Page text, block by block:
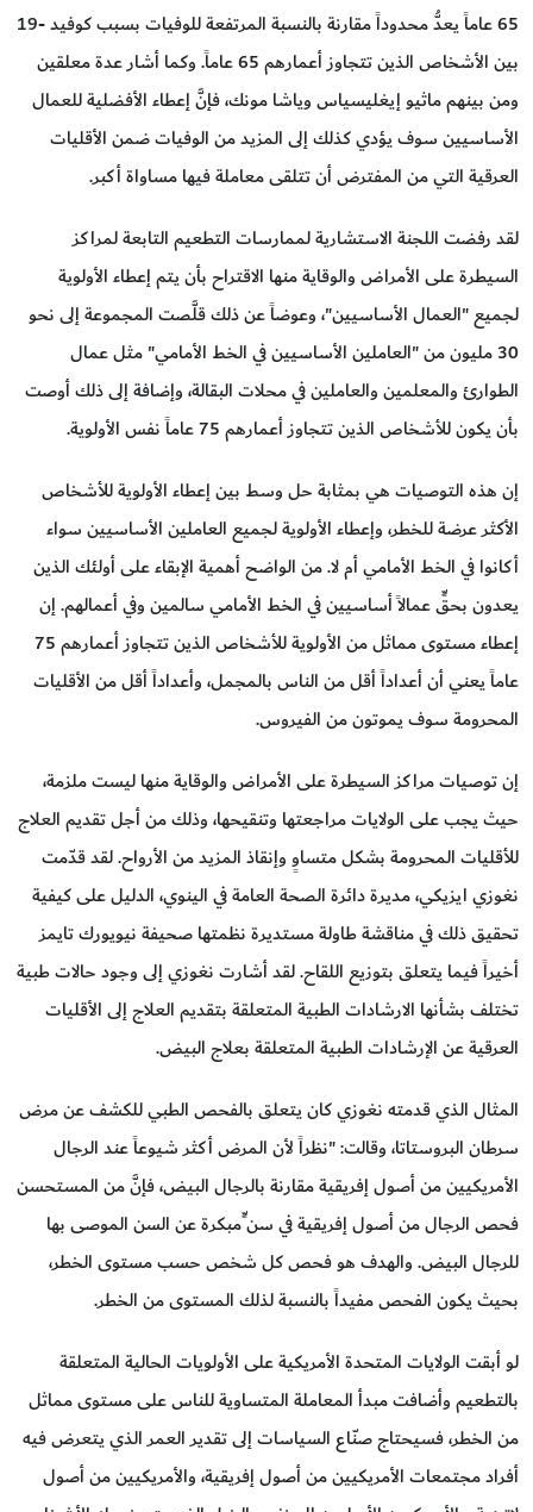
65 عاماً يعدُّ محدوداً مقارنة بالنسبة المرتفعة للوفيات بسبب كوفيد -19
بين الأشخاص الذين تتجاوز أعمارهم 65 عاماً. وكما أشار عدة معلقين
ومن بينهم ماثيو إيغليسياس وياشا مونك، فإنَّ إعطاء الأفضلية للعمال
الأساسيين سوف يؤدي كذلك إلى المزيد من الوفيات ضمن الأقليات
العرقية التي من المفترض أن تتلقى معاملة فيها مساواة أكبر.
لقد رفضت اللجنة الاستشارية لممارسات التطعيم التابعة لمراكز
السيطرة على الأمراض والوقاية منها الاقتراح بأن يتم إعطاء الأولوية
لجميع "العمال الأساسيين"، وعوضاً عن ذلك قلَّصت المجموعة إلى نحو
30 مليون من "العاملين الأساسيين في الخط الأمامي" مثل عمال
الطوارئ والمعلمين والعاملين في محلات البقالة، وإضافة إلى ذلك أوصت
بأن يكون للأشخاص الذين تتجاوز أعمارهم 75 عاماً نفس الأولوية.
إن هذه التوصيات هي بمثابة حل وسط بين إعطاء الأولوية للأشخاص
الأكثر عرضة للخطر، وإعطاء الأولوية لجميع العاملين الأساسيين سواء
أكانوا في الخط الأمامي أم لا. من الواضح أهمية الإبقاء على أولئك الذين
يعدون بحقٍّ عمالاً أساسيين في الخط الأمامي سالمين وفي أعمالهم. إن
إعطاء مستوى مماثل من الأولوية للأشخاص الذين تتجاوز أعمارهم 75
عاماً يعني أن أعداداً أقل من الناس بالمجمل، وأعداداً أقل من الأقليات
المحرومة سوف يموتون من الفيروس.
إن توصيات مراكز السيطرة على الأمراض والوقاية منها ليست ملزمة،
حيث يجب على الولايات مراجعتها وتنقيحها، وذلك من أجل تقديم العلاج
للأقليات المحرومة بشكل متساوٍ وإنقاذ المزيد من الأرواح. لقد قدّمت
نغوزي ايزيكي، مديرة دائرة الصحة العامة في الينوي، الدليل على كيفية
تحقيق ذلك في مناقشة طاولة مستديرة نظمتها صحيفة نيويورك تايمز
أخيراً فيما يتعلق بتوزيع اللقاح. لقد أشارت نغوزي إلى وجود حالات طبية
تختلف بشأنها الارشادات الطبية المتعلقة بتقديم العلاج إلى الأقليات
العرقية عن الإرشادات الطبية المتعلقة بعلاج البيض.
المثال الذي قدمته نغوزي كان يتعلق بالفحص الطبي للكشف عن مرض
سرطان البروستاتا، وقالت: "نظراً لأن المرض أكثر شيوعاً عند الرجال
الأمريكيين من أصول إفريقية مقارنة بالرجال البيض، فإنَّ من المستحسن
فحص الرجال من أصول إفريقية في سن ٍّمبكرة عن السن الموصى بها
للرجال البيض. والهدف هو فحص كل شخص حسب مستوى الخطر،
بحيث يكون الفحص مفيداً بالنسبة لذلك المستوى من الخطر.
لو أبقت الولايات المتحدة الأمريكية على الأولويات الحالية المتعلقة
بالتطعيم وأضافت مبدأ المعاملة المتساوية للناس على مستوى مماثل
من الخطر، فسيحتاج صنّاع السياسات إلى تقدير العمر الذي يتعرض فيه
أفراد مجتمعات الأمريكيين من أصول إفريقية، والأمريكيين من أصول